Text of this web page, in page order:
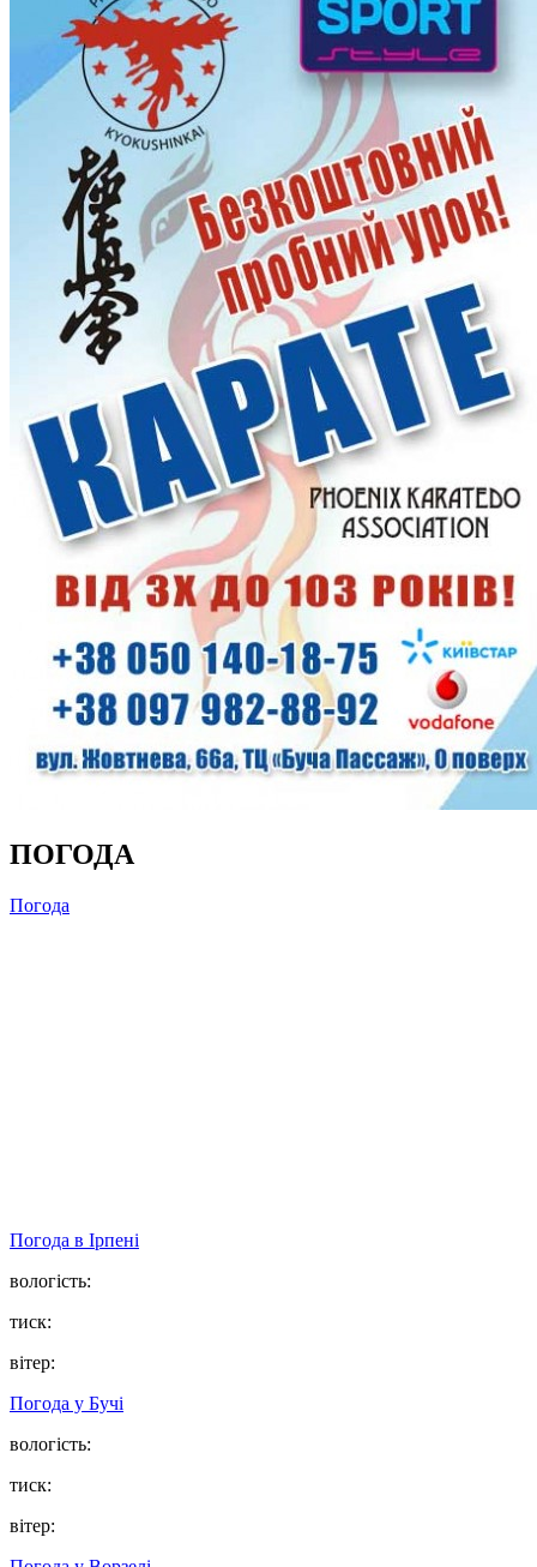
ПОГОДА
Погода
Погода в Ірпені
вологість:
тиск:
вітер:
Погода у Бучі
вологість:
тиск:
вітер: